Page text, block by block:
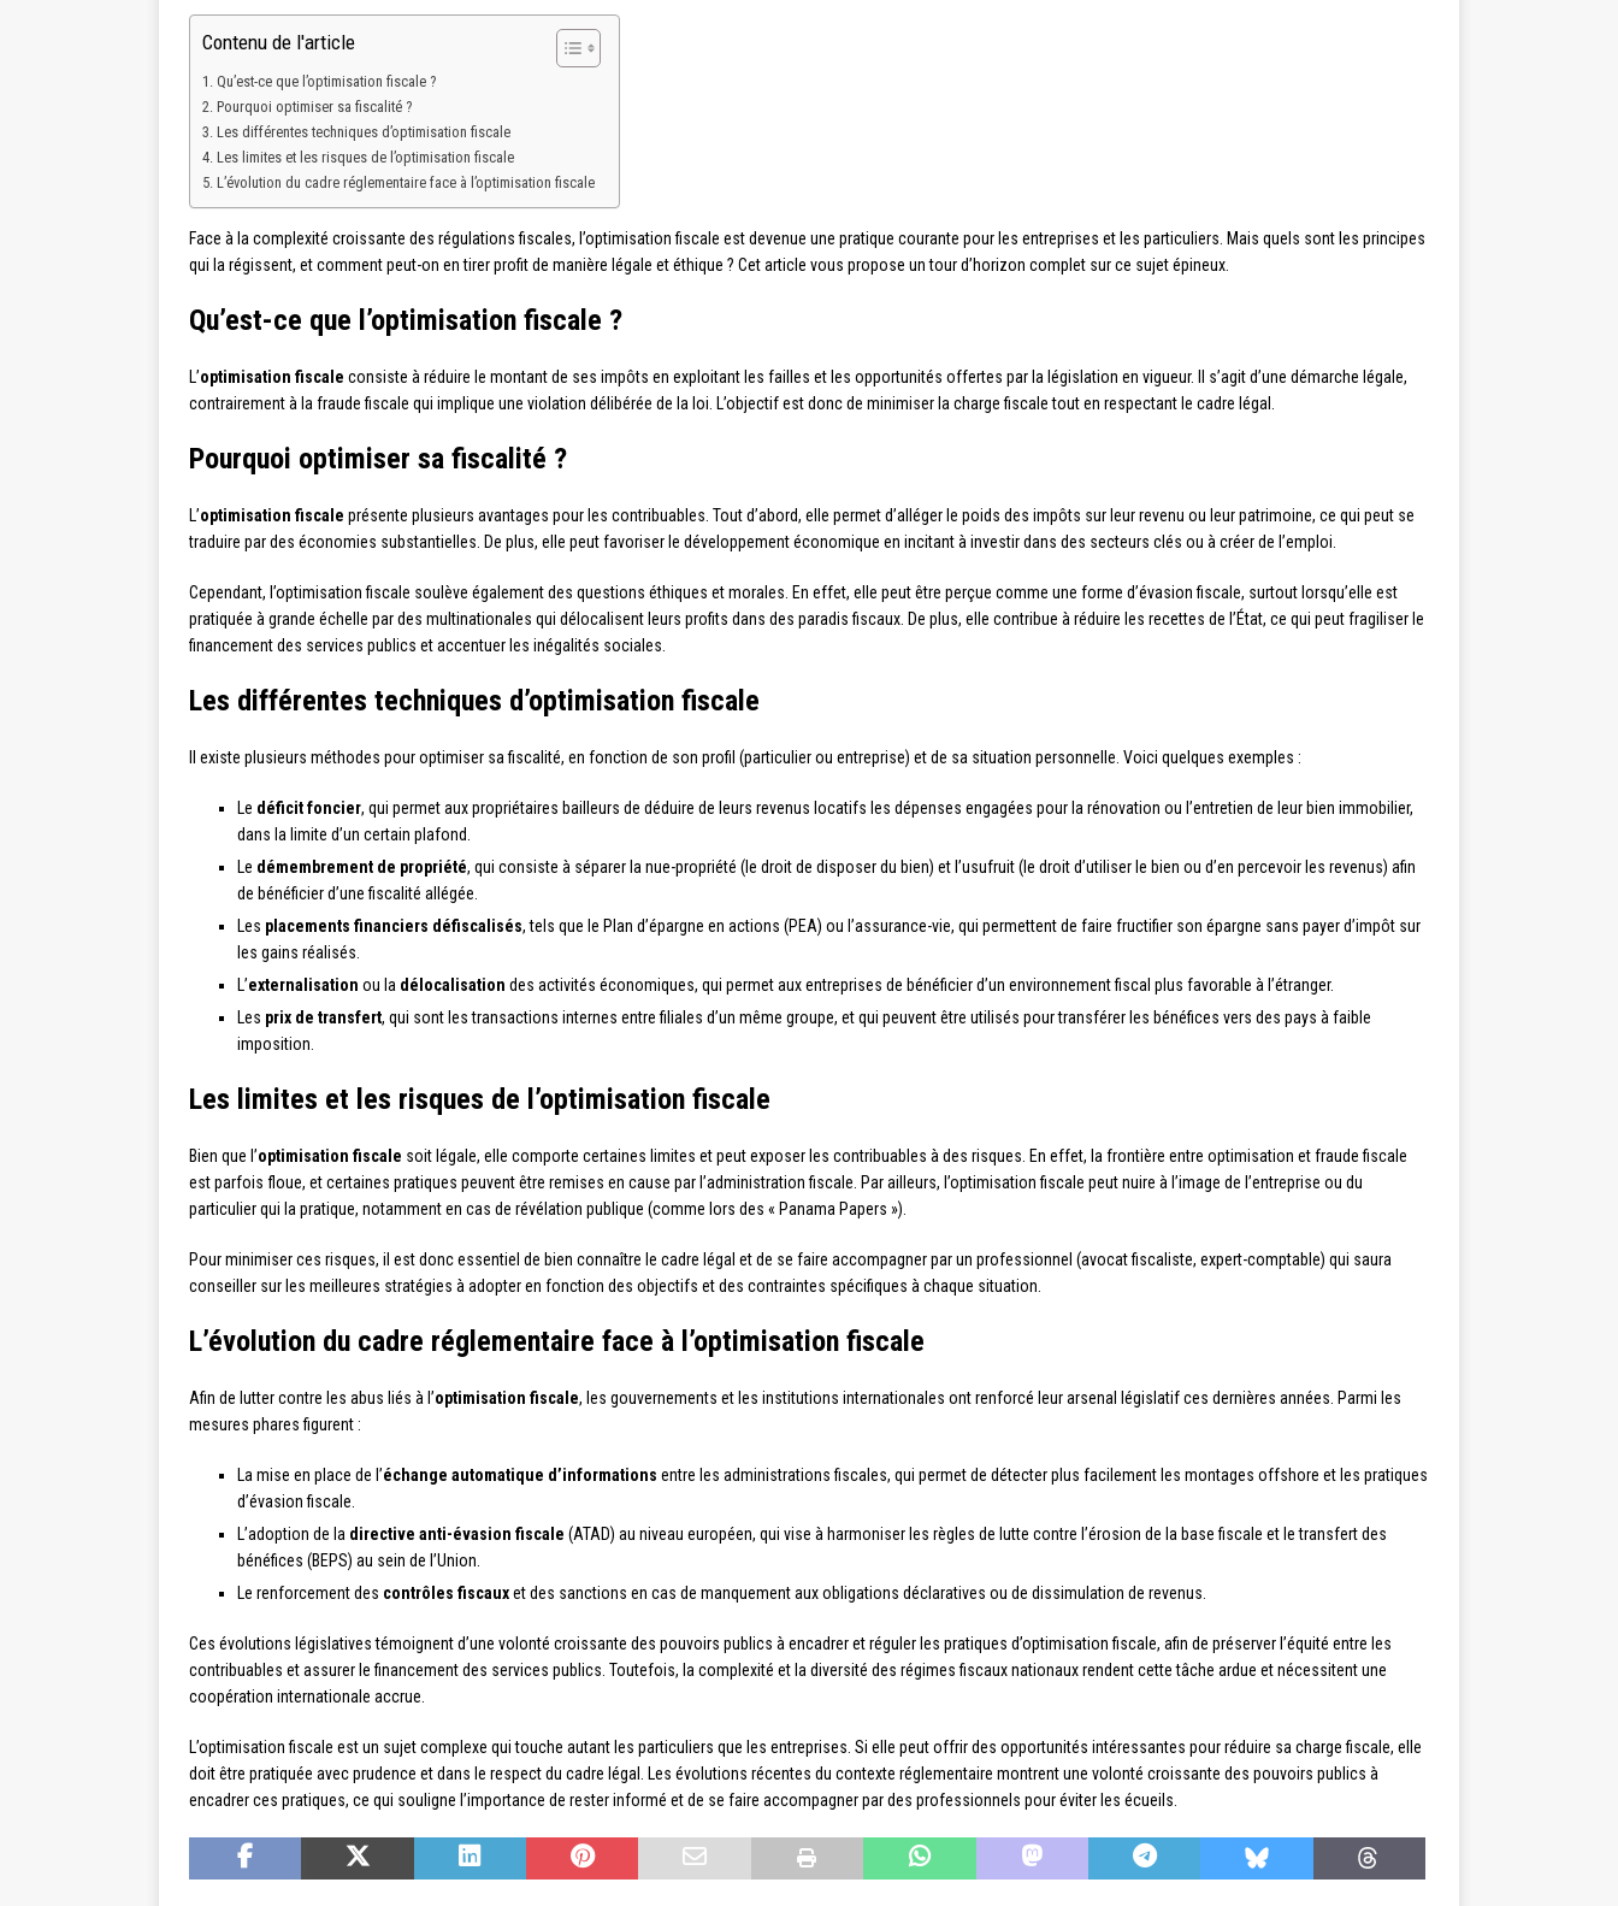
Contenu de l'article
Qu’est-ce que l’optimisation fiscale ?
Pourquoi optimiser sa fiscalité ?
Les différentes techniques d’optimisation fiscale
Les limites et les risques de l’optimisation fiscale
L’évolution du cadre réglementaire face à l’optimisation fiscale
Face à la complexité croissante des régulations fiscales, l’optimisation fiscale est devenue une pratique courante pour les entreprises et les particuliers. Mais quels sont les principes
qui la régissent, et comment peut-on en tirer profit de manière légale et éthique ? Cet article vous propose un tour d’horizon complet sur ce sujet épineux.
Qu’est-ce que l’optimisation fiscale ?
L’optimisation fiscale consiste à réduire le montant de ses impôts en exploitant les failles et les opportunités offertes par la législation en vigueur. Il s’agit d’une démarche légale,
contrairement à la fraude fiscale qui implique une violation délibérée de la loi. L’objectif est donc de minimiser la charge fiscale tout en respectant le cadre légal.
Pourquoi optimiser sa fiscalité ?
L’optimisation fiscale présente plusieurs avantages pour les contribuables. Tout d’abord, elle permet d’alléger le poids des impôts sur leur revenu ou leur patrimoine, ce qui peut se
traduire par des économies substantielles. De plus, elle peut favoriser le développement économique en incitant à investir dans des secteurs clés ou à créer de l’emploi.
Cependant, l’optimisation fiscale soulève également des questions éthiques et morales. En effet, elle peut être perçue comme une forme d’évasion fiscale, surtout lorsqu’elle est
pratiquée à grande échelle par des multinationales qui délocalisent leurs profits dans des paradis fiscaux. De plus, elle contribue à réduire les recettes de l’État, ce qui peut fragiliser le
financement des services publics et accentuer les inégalités sociales.
Les différentes techniques d’optimisation fiscale
Il existe plusieurs méthodes pour optimiser sa fiscalité, en fonction de son profil (particulier ou entreprise) et de sa situation personnelle. Voici quelques exemples :
Le déficit foncier, qui permet aux propriétaires bailleurs de déduire de leurs revenus locatifs les dépenses engagées pour la rénovation ou l’entretien de leur bien immobilier,
dans la limite d’un certain plafond.
Le démembrement de propriété, qui consiste à séparer la nue-propriété (le droit de disposer du bien) et l’usufruit (le droit d’utiliser le bien ou d’en percevoir les revenus) afin
de bénéficier d’une fiscalité allégée.
Les placements financiers défiscalisés, tels que le Plan d’épargne en actions (PEA) ou l’assurance-vie, qui permettent de faire fructifier son épargne sans payer d’impôt sur
les gains réalisés.
L’externalisation ou la délocalisation des activités économiques, qui permet aux entreprises de bénéficier d’un environnement fiscal plus favorable à l’étranger.
Les prix de transfert, qui sont les transactions internes entre filiales d’un même groupe, et qui peuvent être utilisés pour transférer les bénéfices vers des pays à faible
imposition.
Les limites et les risques de l’optimisation fiscale
Bien que l’optimisation fiscale soit légale, elle comporte certaines limites et peut exposer les contribuables à des risques. En effet, la frontière entre optimisation et fraude fiscale
est parfois floue, et certaines pratiques peuvent être remises en cause par l’administration fiscale. Par ailleurs, l’optimisation fiscale peut nuire à l’image de l’entreprise ou du
particulier qui la pratique, notamment en cas de révélation publique (comme lors des « Panama Papers »).
Pour minimiser ces risques, il est donc essentiel de bien connaître le cadre légal et de se faire accompagner par un professionnel (avocat fiscaliste, expert-comptable) qui saura
conseiller sur les meilleures stratégies à adopter en fonction des objectifs et des contraintes spécifiques à chaque situation.
L’évolution du cadre réglementaire face à l’optimisation fiscale
Afin de lutter contre les abus liés à l’optimisation fiscale, les gouvernements et les institutions internationales ont renforcé leur arsenal législatif ces dernières années. Parmi les
mesures phares figurent :
La mise en place de l’échange automatique d’informations entre les administrations fiscales, qui permet de détecter plus facilement les montages offshore et les pratiques
d’évasion fiscale.
L’adoption de la directive anti-évasion fiscale (ATAD) au niveau européen, qui vise à harmoniser les règles de lutte contre l’érosion de la base fiscale et le transfert des
bénéfices (BEPS) au sein de l’Union.
Le renforcement des contrôles fiscauxet des sanctions en cas de manquement aux obligations déclaratives ou de dissimulation de revenus.
Ces évolutions législatives témoignent d’une volonté croissante des pouvoirs publics à encadrer et réguler les pratiques d’optimisation fiscale, afin de préserver l’équité entre les
contribuables et assurer le financement des services publics. Toutefois, la complexité et la diversité des régimes fiscaux nationaux rendent cette tâche ardue et nécessitent une
coopération internationale accrue.
L’optimisation fiscale est un sujet complexe qui touche autant les particuliers que les entreprises. Si elle peut offrir des opportunités intéressantes pour réduire sa charge fiscale, elle
doit être pratiquée avec prudence et dans le respect du cadre légal. Les évolutions récentes du contexte réglementaire montrent une volonté croissante des pouvoirs publics à
encadrer ces pratiques, ce qui souligne l’importance de rester informé et de se faire accompagner par des professionnels pour éviter les écueils.